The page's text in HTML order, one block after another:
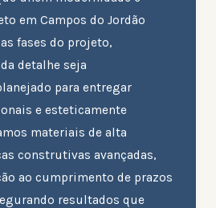
em Campos do Jordão
fases do projeto,
detalhe seja
para entregar
e esteticamente
materiais de alta
construtivas avançadas,
ao cumprimento de prazos
resultados que